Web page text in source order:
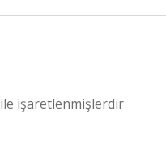
ile işaretlenmişlerdir